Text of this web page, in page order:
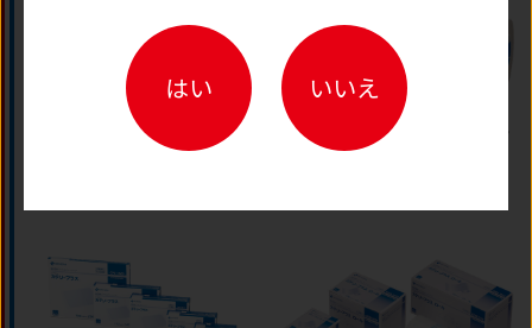
スキナゲート スキナゲート
はい いいえ